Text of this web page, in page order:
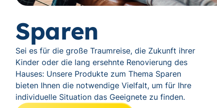
Sparen
Sei es für die große Traumreise, die Zukunft ihrer
Kinder oder die lang ersehnte Renovierung des
Hauses: Unsere Produkte zum Thema Sparen
bieten Ihnen die notwendige Vielfalt, um für Ihre
individuelle Situation das Geeignete zu finden.